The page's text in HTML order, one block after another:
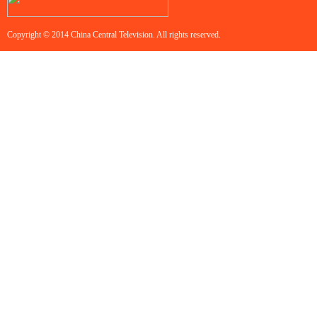
Copyright © 2014 China Central Television. All rights reserved.